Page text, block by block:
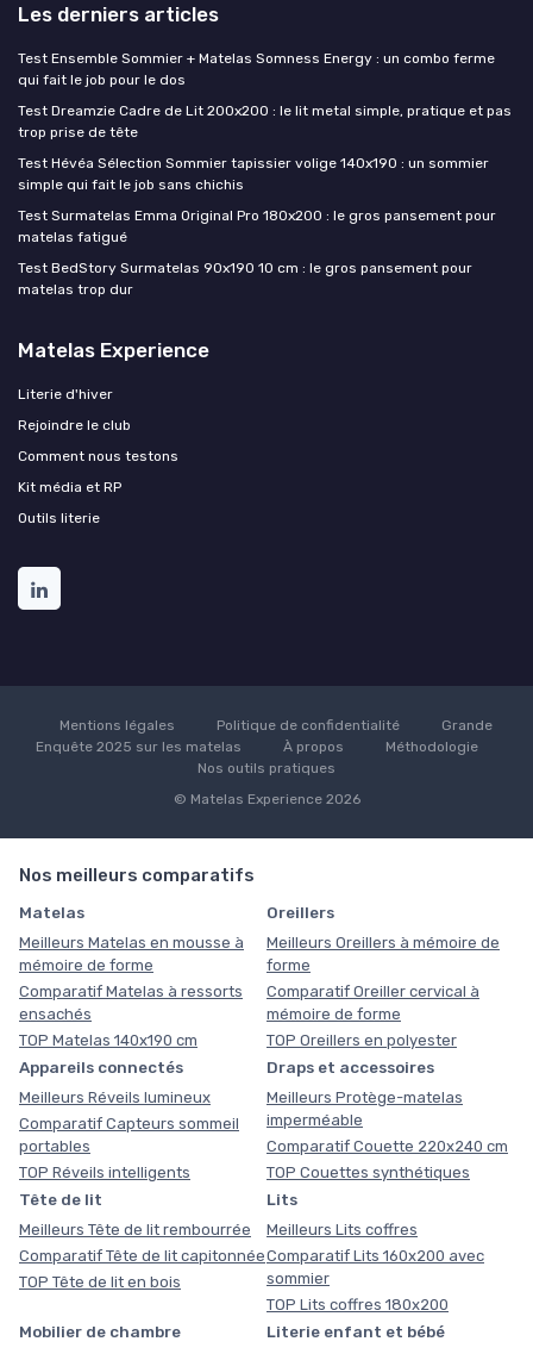
Les derniers articles
Test Ensemble Sommier + Matelas Somness Energy : un combo ferme
qui fait le job pour le dos
Test Dreamzie Cadre de Lit 200x200 : le lit metal simple, pratique et pas
trop prise de tête
Test Hévéa Sélection Sommier tapissier volige 140x190 : un sommier
simple qui fait le job sans chichis
Test Surmatelas Emma Original Pro 180x200 : le gros pansement pour
matelas fatigué
Test BedStory Surmatelas 90x190 10 cm : le gros pansement pour
matelas trop dur
Matelas Experience
Literie d'hiver
Rejoindre le club
Comment nous testons
Kit média et RP
Outils literie
Mentions légales Politique de confidentialité
Grande
Enquête 2025 sur les matelas
À propos
Méthodologie
Nos outils pratiques
© Matelas Experience 2026
Nos meilleurs comparatifs
Matelas
Meilleurs Matelas en mousse à
mémoire de forme
Comparatif Matelas à ressorts
ensachés
TOP Matelas 140x190 cm
Oreillers
Meilleurs Oreillers à mémoire de
forme
Comparatif Oreiller cervical à
mémoire de forme
TOP Oreillers en polyester
Appareils connectés
Meilleurs Réveils lumineux
Comparatif Capteurs sommeil
portables
TOP Réveils intelligents
Draps et accessoires
Meilleurs Protège-matelas
imperméable
Comparatif Couette 220x240 cm
TOP Couettes synthétiques
Tête de lit
Meilleurs Tête de lit rembourrée
Comparatif Tête de lit capitonnée
TOP Tête de lit en bois
Lits
Meilleurs Lits coffres
Comparatif Lits 160x200 avec
sommier
TOP Lits coffres 180x200
Mobilier de chambre Literie enfant et bébé